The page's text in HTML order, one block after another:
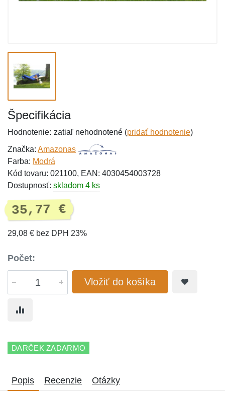
Špecifikácia
Hodnotenie: zatiaľ nehodnotené (pridať hodnotenie)
Značka: Amazonas
Farba: Modrá
Kód tovaru: 021100, EAN: 4030454003728
Dostupnosť: skladom 4 ks
35,77 €
29,08 € bez DPH 23%
Počet:
Vložiť do košíka
DARČEK ZADARMO
Popis Recenzie Otázky